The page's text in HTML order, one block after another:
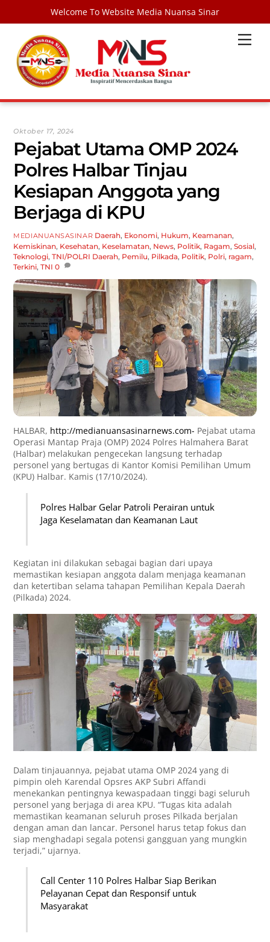
Welcome To Website Media Nuansa Sinar
content
Oktober 17, 2024
Pejabat Utama OMP 2024
Polres Halbar Tinjau
Kesiapan Anggota yang
Berjaga di KPU
MEDIANUANSASINAR Daerah, Ekonomi, Hukum, Keamanan,
Kemiskinan, Kesehatan, Keselamatan, News, Politik, Ragam,Sosial,
Teknologi,TNI/POLRI Daerah, Pemilu, Pilkada, Politik, Polri, ragam,
Terkini,TNI 0
HALBAR, http://medianuansasinarnews.com- Pejabat utama
Operasi Mantap Praja (OMP) 2024 Polres Halmahera Barat
(Halbar) melakukan pengecekan langsung terhadap
personel yang bertugas di Kantor Komisi Pemilihan Umum
(KPU) Halbar. Kamis (17/10/2024).
Polres Halbar Gelar Patroli Perairan untuk
Jaga Keselamatan dan Keamanan Laut
Kegiatan ini dilakukan sebagai bagian dari upaya
memastikan kesiapan anggota dalam menjaga keamanan
dan ketertiban selama tahapan Pemilihan Kepala Daerah
(Pilkada) 2024.
Dalam tinjauannya, pejabat utama OMP 2024 yang di
pimpin oleh Karendal Opsres AKP Subri Affandi
menekankan pentingnya kewaspadaan tinggi bagi seluruh
personel yang berjaga di area KPU. “Tugas kita adalah
memastikan keamanan seluruh proses Pilkada berjalan
dengan aman dan lancar. Personel harus tetap fokus dan
siap menghadapi segala potensi gangguan yang mungkin
terjadi,” ujarnya.
Call Center 110 Polres Halbar Siap Berikan
Pelayanan Cepat dan Responsif untuk
Masyarakat